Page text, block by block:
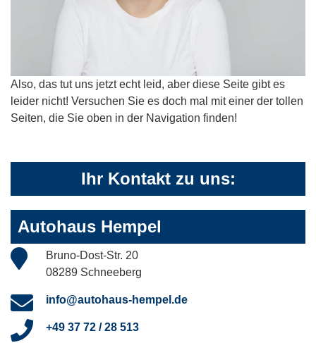
Also, das tut uns jetzt echt leid, aber diese Seite gibt es
leider nicht! Versuchen Sie es doch mal mit einer der tollen
Seiten, die Sie oben in der Navigation finden!
Ihr Kontakt zu uns:
Autohaus Hempel
Bruno-Dost-Str. 20
08289 Schneeberg
info@autohaus-hempel.de
+49 37 72 / 28 513